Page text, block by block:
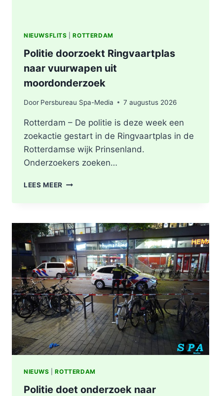
NIEUWSFLITS |ROTTERDAM
Politie doorzoekt Ringvaartplas
naar vuurwapen uit
moordonderzoek
Door Persbureau Spa-Media 7 augustus 2026
Rotterdam – De politie is deze week een
zoekactie gestart in de Ringvaartplas in de
Rotterdamse wijk Prinsenland.
Onderzoekers zoeken…
LEES MEER POLITIE
VUURWAPEN
UIT
MOORDONDERZOEK
NIEUWS |ROTTERDAM
Politie doet onderzoek naar